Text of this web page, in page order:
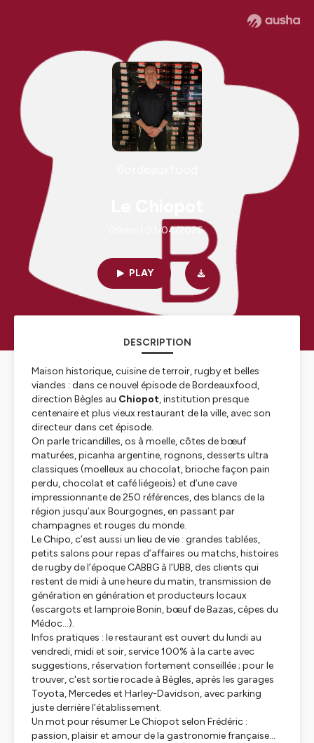
09min | 03/04/2026
PLAY
DESCRIPTION
Maison historique, cuisine de terroir, rugby et belles
viandes : dans ce nouvel épisode de Bordeauxfood,
direction Bègles au Chiopot, institution presque
centenaire et plus vieux restaurant de la ville, avec son
directeur dans cet épisode.
On parle tricandilles, os à moelle, côtes de bœuf
maturées, picanha argentine, rognons, desserts ultra
classiques (moelleux au chocolat, brioche façon pain
perdu, chocolat et café liégeois) et d’une cave
impressionnante de 250 références, des blancs de la
région jusqu’aux Bourgognes, en passant par
champagnes et rouges du monde.
Le Chipo, c’est aussi un lieu de vie : grandes tablées,
petits salons pour repas d’affaires ou matchs, histoires
de rugby de l’époque CABBG à l’UBB, des clients qui
restent de midi à une heure du matin, transmission de
génération en génération et producteurs locaux
(escargots et lamproie Bonin, bœuf de Bazas, cèpes du
Médoc…).
Infos pratiques : le restaurant est ouvert du lundi au
vendredi, midi et soir, service 100% à la carte avec
suggestions, réservation fortement conseillée ; pour le
trouver, c'est sortie rocade à Bègles, après les garages
Toyota, Mercedes et Harley-Davidson, avec parking
juste derrière l’établissement.
Un mot pour résumer Le Chiopot selon Frédéric :
passion, plaisir et amour de la gastronomie française…